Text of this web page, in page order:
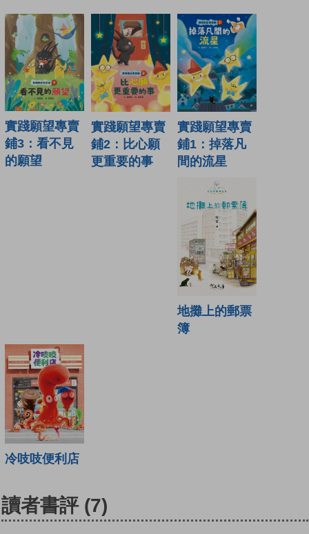
實踐願望專賣
鋪3：看不見
的願望
實踐願望專賣
鋪2：比心願
更重要的事
實踐願望專賣
鋪1：掉落凡
間的流星
地攤上的郵票
簿
冷吱吱便利店
讀者書評 (7)